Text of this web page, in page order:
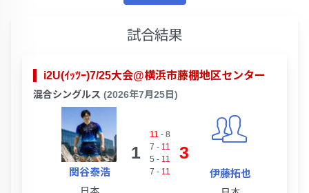
試合結果
i2U(ｲｯﾂｰ)7/25大会@横浜市藤棚地区センター
混合シングルス (2026年7月25日)
関谷泰浩
1
11 - 8
7 - 11
5 - 11
7 - 11
3
伊藤拓也